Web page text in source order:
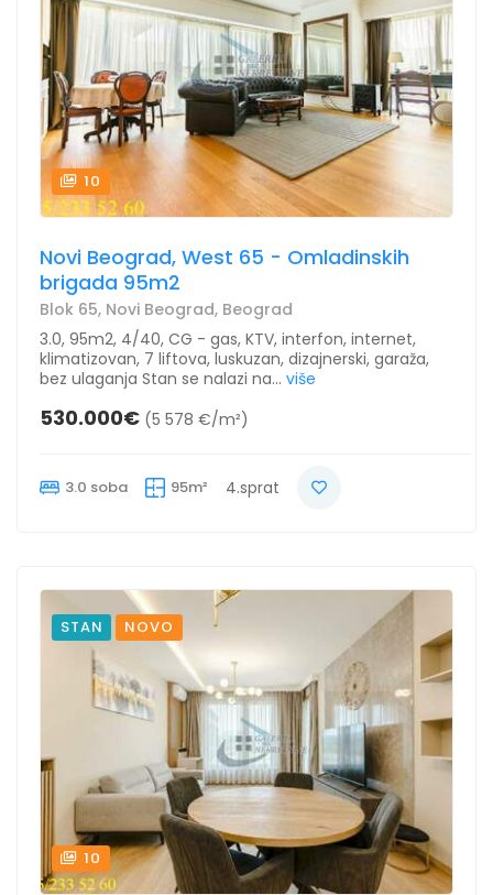
10
Novi Beograd, West 65 - Omladinskih
brigada 95m2
Blok 65, Novi Beograd, Beograd
3.0, 95m2, 4/40, CG - gas, KTV, interfon, internet,
klimatizovan, 7 liftova, luskuzan, dizajnerski, garaža,
bez ulaganja Stan se nalazi na... više
530.000€ (5 578 €/m²)
3.0 soba 95m² 4.sprat
STAN NOVO
10